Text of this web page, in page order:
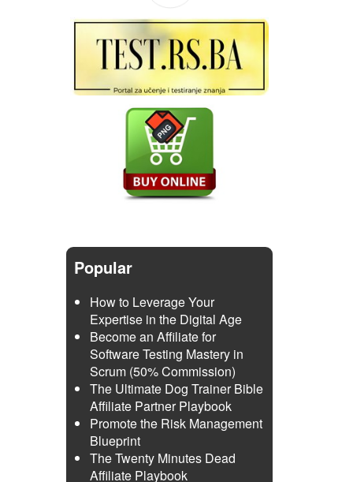
Popular
How to Leverage Your
Expertise in the Digital Age
Become an Affiliate for
Software Testing Mastery in
Scrum (50% Commission)
The Ultimate Dog Trainer Bible
Affiliate Partner Playbook
Promote the Risk Management
Blueprint
The Twenty Minutes Dead
Affiliate Playbook